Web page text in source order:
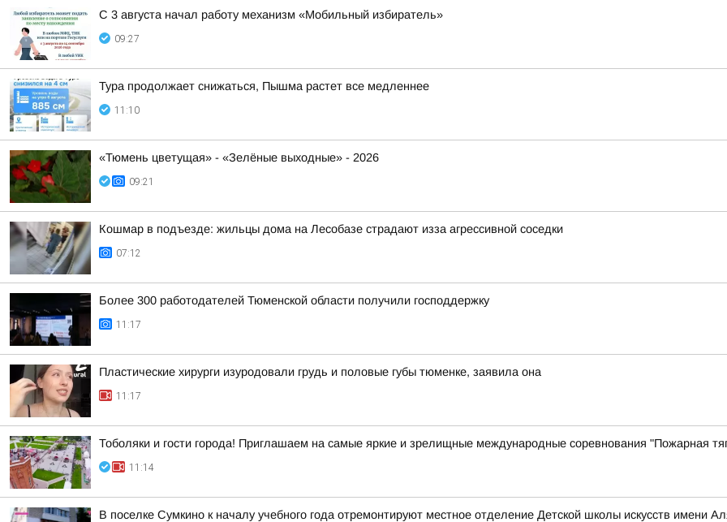
С 3 августа начал работу механизм «Мобильный избиратель»
09:27
Тура продолжает снижаться, Пышма растет все медленнее
11:10
«Тюмень цветущая» - «Зелёные выходные» - 2026
09:21
Кошмар в подъезде: жильцы дома на Лесобазе страдают изза агрессивной соседки
07:12
Более 300 работодателей Тюменской области получили господдержку
11:17
Пластические хирурги изуродовали грудь и половые губы тюменке, заявила она
11:17
Тоболяки и гости города! Приглашаем на самые яркие и зрелищные международные соревнования "Пожарная
11:14
В поселке Сумкино к началу учебного года отремонтируют местное отделение Детской школы искусств имени